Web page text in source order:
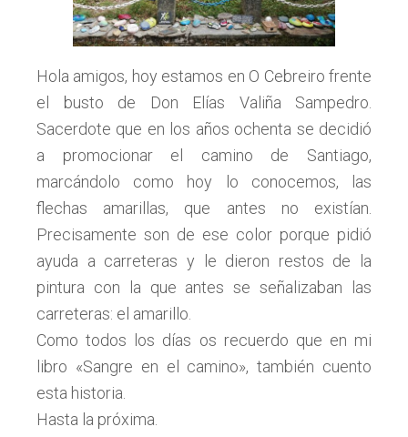
Hola amigos, hoy estamos en O Cebreiro frente
el busto de Don Elías Valiña Sampedro.
Sacerdote que en los años ochenta se decidió
a promocionar el camino de Santiago,
marcándolo como hoy lo conocemos, las
flechas amarillas, que antes no existían.
Precisamente son de ese color porque pidió
ayuda a carreteras y le dieron restos de la
pintura con la que antes se señalizaban las
carreteras: el amarillo.
Como todos los días os recuerdo que en mi
libro «Sangre en el camino», también cuento
esta historia.
Hasta la próxima.